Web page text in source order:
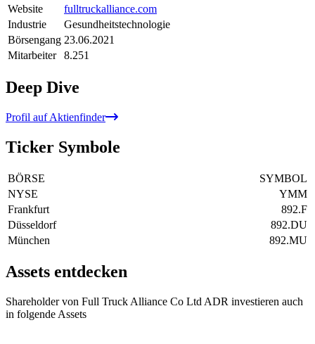
Website
fulltruckalliance.com
Industrie
Gesundheitstechnologie
Börsengang 23.06.2021
Mitarbeiter
8.251
Deep Dive
Profil auf Aktienfinder
Ticker Symbole
BÖRSE
SYMBOL
NYSE
YMM
Frankfurt
892.F
Düsseldorf
892.DU
München
892.MU
Assets entdecken
Shareholder von Full Truck Alliance Co Ltd ADR investieren auch
in folgende Assets